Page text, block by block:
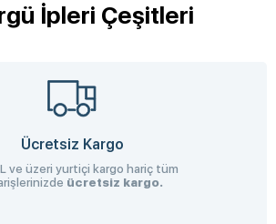
İpleri Çeşitleri
Ücretsiz Kargo
ve üzeri yurtiçi kargo hariç tüm
ücretsiz kargo.